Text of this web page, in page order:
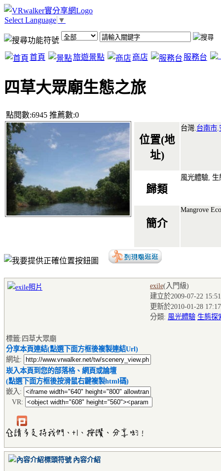
Select Language ▼
首頁 旅遊景點 商店 服務台
四草大眾廟生態之旅
點閱數:6945 推薦數:0
位置(地
址)
台灣. 台南市
歸類
風光體驗, 生
簡介
Mangrove
exile(入門級)
建立於2009-07-22
更新於2010-01-28
分類: 風光體驗 生態探
標籤:四草大眾廟
分享本頁連結(點選下面方框後複製連結Url)
網址:
崁入本頁到您的部落格、網頁或論壇
(點選下面方框後按滑鼠右鍵複製html碼)
嵌入:
VR:
內容介紹